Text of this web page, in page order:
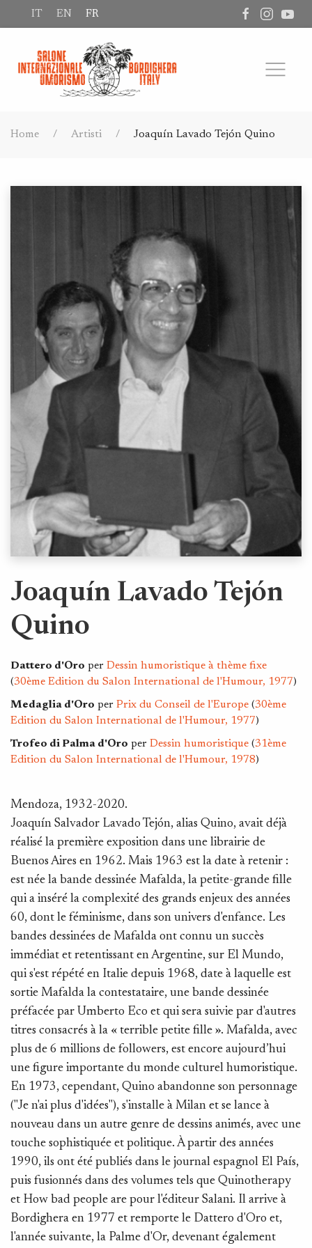
IT EN FR
Home Artisti Joaquín Lavado Tejón Quino
Joaquín Lavado Tejón
Quino
Dattero d'Oro per Dessin humoristique à thème fixe
(30ème Edition du Salon International de l'Humour, 1977)
Medaglia d'Oro per Prix ​​du Conseil de l'Europe (30ème
Edition du Salon International de l'Humour, 1977)
Trofeo di Palma d'Oro per Dessin humoristique (31ème
Edition du Salon International de l'Humour, 1978)
Mendoza, 1932-2020.
Joaquín Salvador Lavado Tejón, alias Quino, avait déjà
réalisé la première exposition dans une librairie de
Buenos Aires en 1962. Mais 1963 est la date à retenir :
est née la bande dessinée Mafalda, la petite-grande fille
qui a inséré la complexité des grands enjeux des années
60, dont le féminisme, dans son univers d'enfance. Les
bandes dessinées de Mafalda ont connu un succès
immédiat et retentissant en Argentine, sur El Mundo,
qui s'est répété en Italie depuis 1968, date à laquelle est
sortie Mafalda la contestataire, une bande dessinée
préfacée par Umberto Eco et qui sera suivie par d'autres
titres consacrés à la « terrible petite fille ». Mafalda, avec
plus de 6 millions de followers, est encore aujourd’hui
une figure importante du monde culturel humoristique.
En 1973, cependant, Quino abandonne son personnage
("Je n'ai plus d'idées"), s'installe à Milan et se lance à
nouveau dans un autre genre de dessins animés, avec une
touche sophistiquée et politique. À partir des années
1990, ils ont été publiés dans le journal espagnol El País,
puis fusionnés dans des volumes tels que Quinotherapy
et How bad people are pour l'éditeur Salani. Il arrive à
Bordighera en 1977 et remporte le Dattero d'Oro et,
l'année suivante, la Palme d'Or, devenant également